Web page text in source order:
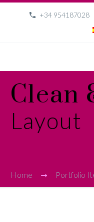
+34 954187028
Clean
Layout
Home Portfolio